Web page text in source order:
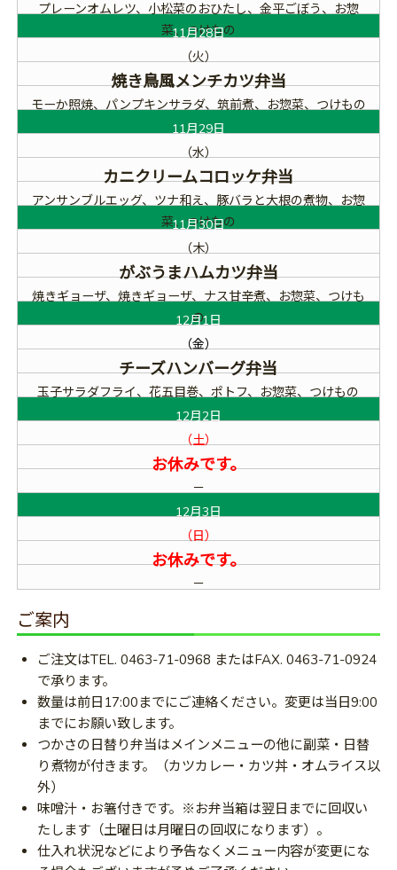
プレーンオムレツ、小松菜のおひたし、金平ごぼう、お惣
菜、つけもの
11月28日
（火）
焼き鳥風メンチカツ弁当
モーか照焼、パンプキンサラダ、筑前煮、お惣菜、つけもの
11月29日
（水）
カニクリームコロッケ弁当
アンサンブルエッグ、ツナ和え、豚バラと大根の煮物、お惣
菜、つけもの
11月30日
（木）
がぶうまハムカツ弁当
焼きギョーザ、焼きギョーザ、ナス甘辛煮、お惣菜、つけも
の
12月1日
（金）
チーズハンバーグ弁当
玉子サラダフライ、花五目巻、ポトフ、お惣菜、つけもの
12月2日
（土）
お休みです。
－
12月3日
（日）
お休みです。
－
ご案内
ご注文はTEL. 0463-71-0968 またはFAX. 0463-71-0924
で承ります。
数量は前日17:00までにご連絡ください。変更は当日9:00
までにお願い致します。
つかさの日替り弁当はメインメニューの他に副菜・日替
り煮物が付きます。（カツカレー・カツ丼・オムライス以
外）
味噌汁・お箸付きです。※お弁当箱は翌日までに回収い
たします（土曜日は月曜日の回収になります）。
仕入れ状況などにより予告なくメニュー内容が変更にな